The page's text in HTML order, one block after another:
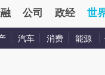
公司 政经 世
汽车 消费 能源